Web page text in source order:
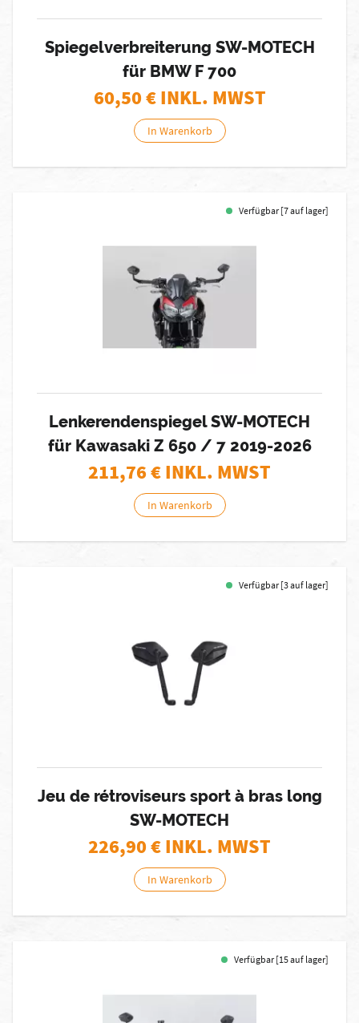
Spiegelverbreiterung SW-MOTECH
für BMW F 700
60,50€ INKL. MWST
In Warenkorb
Verfügbar [7 auf lager]
Lenkerendenspiegel SW-MOTECH
für Kawasaki Z 650 / 7 2019-2026
211,76€ INKL. MWST
In Warenkorb
Verfügbar [3 auf lager]
Jeu de rétroviseurs sport à bras long
SW-MOTECH
226,90€ INKL. MWST
In Warenkorb
Verfügbar [15 auf lager]